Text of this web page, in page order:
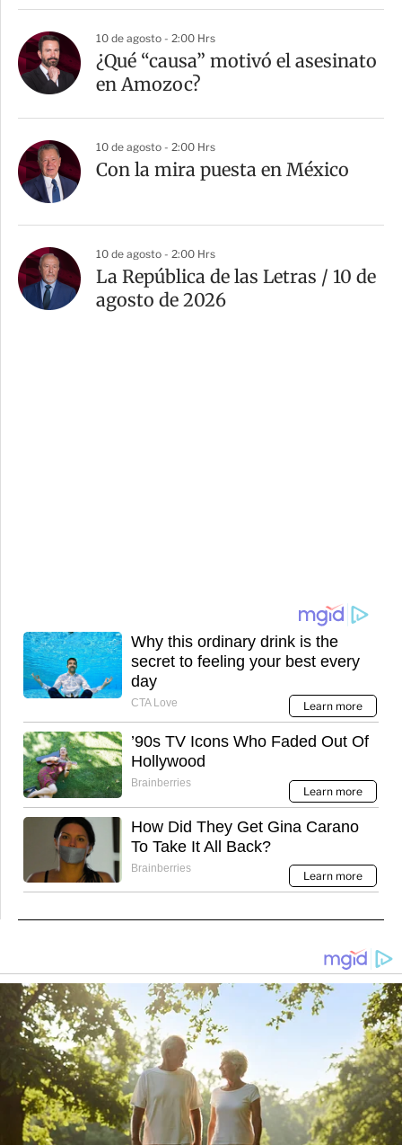
10 de agosto - 2:00 Hrs
¿Qué “causa” motivó el asesinato
en Amozoc?
10 de agosto - 2:00 Hrs
Con la mira puesta en México
10 de agosto - 2:00 Hrs
La República de las Letras / 10 de
agosto de 2026